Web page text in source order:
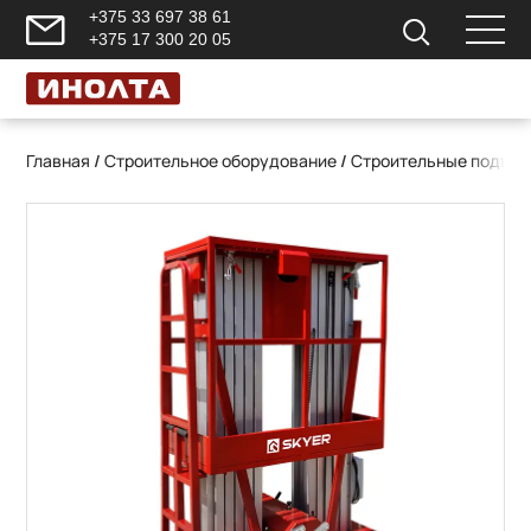
+375 33 697 38 61
+375 17 300 20 05
Главная /Строительное оборудование /Строительные